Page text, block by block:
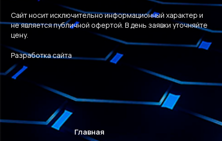
Сайт носит исключительно информационный характер и
не является публичной офертой. В день заявки уточняйте
цену.
Разработка сайта
Главная